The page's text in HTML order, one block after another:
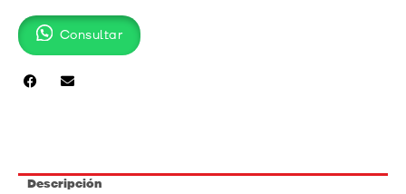
cantidad
Consultar
Descripción